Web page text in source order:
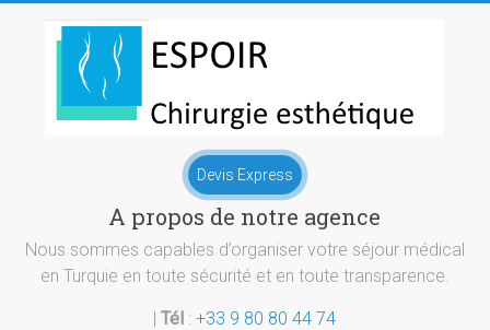
Chirurgie
esthetique
Turquie
Devis Express
A propos de notre agence
Nous sommes capables d’organiser votre séjour médical
en Turquie en toute sécurité et en toute transparence.
|Tél :+33 9 80 80 44 74